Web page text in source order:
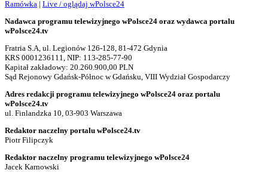
Ramówka | Live / oglądaj wPolsce24
Nadawca programu telewizyjnego wPolsce24 oraz wydawca portalu
wPolsce24.tv
Fratria S.A, ul. Legionów 126-128, 81-472 Gdynia
KRS 0001236111, NIP: 113-285-77-90
Kapitał zakładowy: 20.260.900,00 PLN
Sąd Rejonowy Gdańsk-Północ w Gdańsku, VIII Wydział Gospodarczy
Adres redakcji programu telewizyjnego wPolsce24 oraz portalu
wPolsce24.tv
ul. Finlandzka 10, 03-903 Warszawa
Redaktor naczelny portalu wPolsce24.tv
Piotr Filipczyk
Redaktor naczelny programu telewizyjnego wPolsce24
Jacek Karnowski